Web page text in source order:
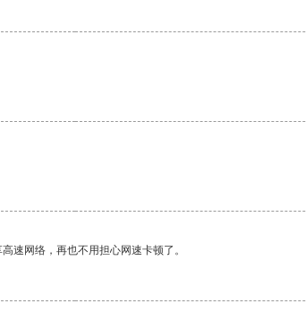
速网络，再也不用担心网速卡顿了。